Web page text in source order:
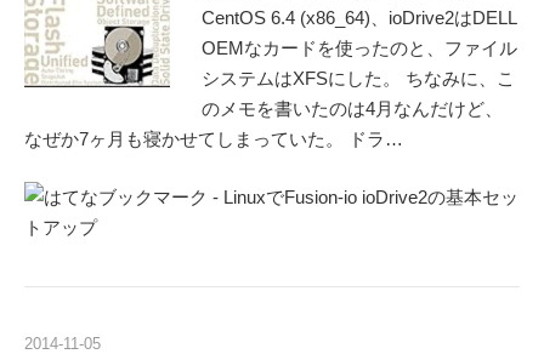
CentOS 6.4 (x86_64)、ioDrive2はDELL
OEMなカードを使ったのと、ファイル
システムはXFSにした。 ちなみに、こ
のメモを書いたのは4月なんだけど、
なぜか7ヶ月も寝かせてしまっていた。 ドラ…
2014-11-05